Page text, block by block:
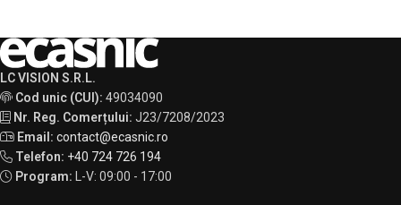
LC VISION S.R.L.
Cod unic (CUI): 49034090
Nr. Reg. Comerțului: J23/7208/2023
Email: contact@ecasnic.ro
Telefon: +40 724 726 194
Program:
L-V: 09:00 - 17:00